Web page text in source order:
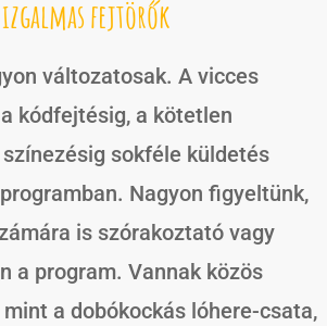
fejtörők
változatosak. A vicces
kódfejtésig, a kötetlen
sokféle küldetés
Nagyon figyeltünk,
is szórakoztató vagy
a program. Vannak közös
a dobókockás lóhere-csata,